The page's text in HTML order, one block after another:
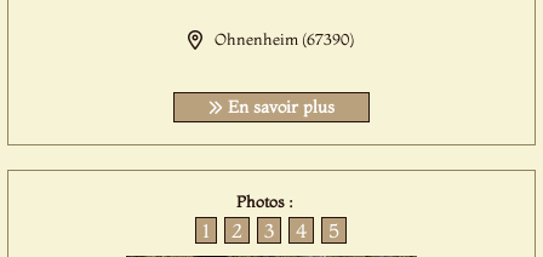
Ohnenheim (67390)
En savoir plus
Photos :
1 2 3 4 5